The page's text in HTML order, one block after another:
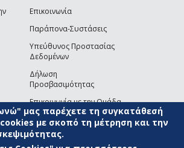
Επικοινωνία
Παράπονα-Συστάσεις
Υπεύθυνος Προστασίας
Δεδομένων
Δήλωση
Προσβασιμότητας
Επικοινωνία με την Ομάδα
Ανάπτυξης του site(link sends e-mail)
ΟΡΟΙ ΧΡΗΣΗΣ
μας παρέχετε τη συγκατάθεσή
με σκοπό τη μέτρηση και την